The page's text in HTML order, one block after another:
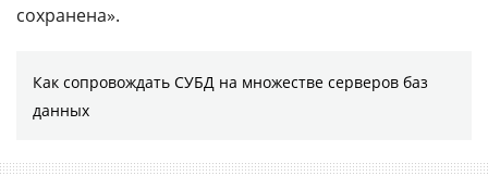
сохранена».
Как сопровождать СУБД на множестве серверов баз
данных